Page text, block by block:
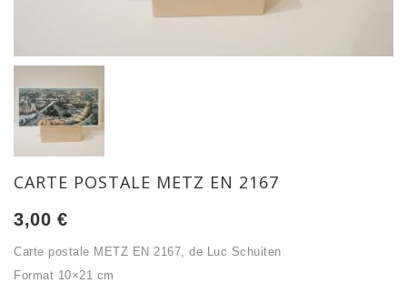
CARTE POSTALE METZ EN 2167
3,00 €
Carte postale METZ EN 2167, de Luc Schuiten
Format 10×21 cm